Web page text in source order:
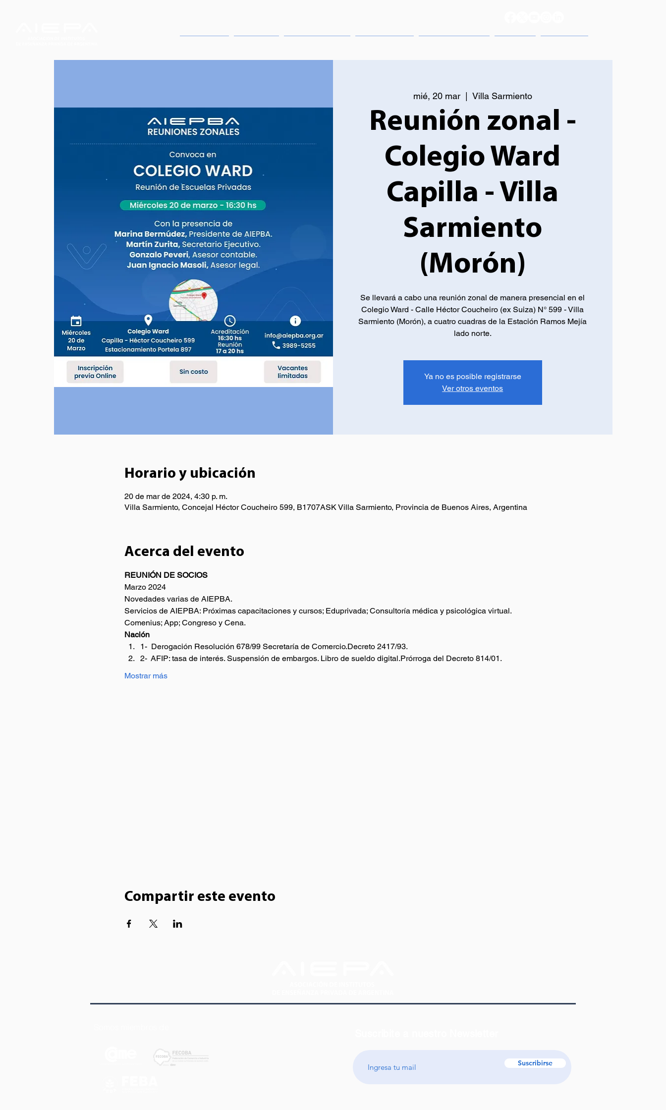
mié, 20 mar
  |
Villa Sarmiento
Reunión zonal -
Colegio Ward
Capilla - Villa
Sarmiento
(Morón)
Se llevará a cabo una reunión zonal de manera presencial en el
Colegio Ward - Calle Héctor Coucheiro (ex Suiza) N° 599 - Villa
Sarmiento (Morón), a cuatro cuadras de la Estación Ramos Mejía
lado norte.
Ya no es posible registrarse
Ver otros eventos
Horario y ubicación
20 de mar de 2024, 4:30 p. m.
Villa Sarmiento, Concejal Héctor Coucheiro 599, B1707ASK Villa Sarmiento, Provincia de Buenos Aires, Argentina
Acerca del evento
REUNIÓN DE SOCIOS
Marzo 2024
Novedades varias de AIEPBA.
Servicios de AIEPBA: Próximas capacitaciones y cursos; Eduprivada; Consultoría médica y psicológica virtual.
Comenius; App; Congreso y Cena.
Nación
1-  Derogación Resolución 678/99 Secretaría de Comercio.Decreto 2417/93.
2-  AFIP: tasa de interés. Suspensión de embargos. Libro de sueldo digital.Prórroga del Decreto 814/01.
Mostrar más
Compartir este evento
Suscribirse